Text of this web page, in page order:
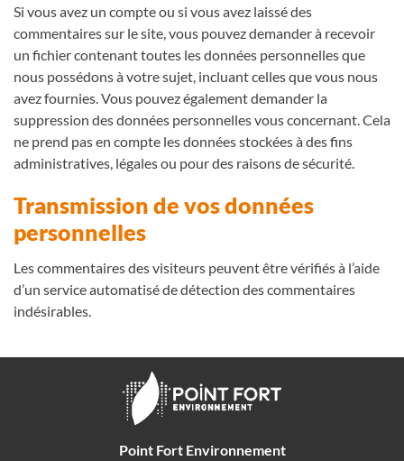
Si vous avez un compte ou si vous avez laissé des
commentaires sur le site, vous pouvez demander à recevoir
un fichier contenant toutes les données personnelles que
nous possédons à votre sujet, incluant celles que vous nous
avez fournies. Vous pouvez également demander la
suppression des données personnelles vous concernant. Cela
ne prend pas en compte les données stockées à des fins
administratives, légales ou pour des raisons de sécurité.
Transmission de vos données
personnelles
Les commentaires des visiteurs peuvent être vérifiés à l’aide
d’un service automatisé de détection des commentaires
indésirables.
Point Fort Environnement